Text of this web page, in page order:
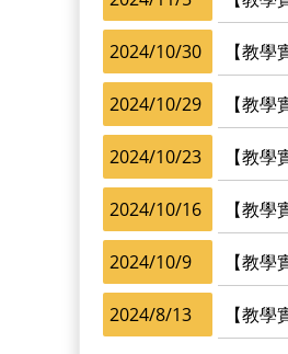
2024/10/30 【教
2024/10/29 【教
2024/10/23 【教
2024/10/16 【教
2024/10/9 【教
2024/8/13 【教